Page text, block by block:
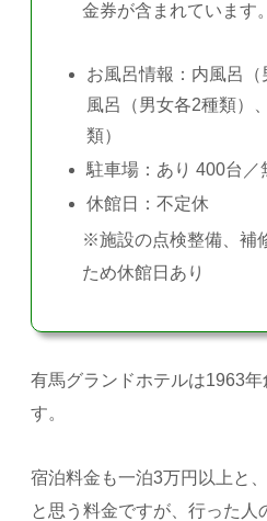
金券が含まれています。
お風呂情報：内風呂
風呂（男女各2種類）
類）
駐車場：あり 400台／
休館日：不定休
※施設の点検整備、補
ため休館日あり
有馬グランドホテルは1963
す。
宿泊料金も一泊3万円以上と
と思う料金ですが、行った人